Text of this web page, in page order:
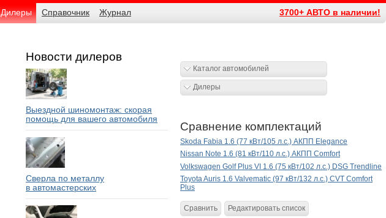
Дилеры Справочник Журнал 3700+ АВТО в наличии!
Новости дилеров
Выездной шиномонтаж: скорая
помощь для вашего автомобиля
Сверла по металлу
в автомастерских
Каталог автомобилей
Дилеры
Сравнение комплектаций
Skoda Fabia 1.6 (77 кВт/105 л.с.) АКПП Elegance
Nissan Note 1.6 (81 кВт/110 л.с.) АКПП Comfort
Volkswagen Golf Plus VI 1.6 (75 кВт/102 л.с.) DSG Trendline
Toyota Auris 1.6 Valvematic (97 кВт/132 л.с.) CVT Comfort
Plus
Сравнить Редактировать список